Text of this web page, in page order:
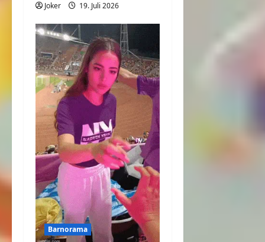
Joker 19. Juli 2026
Barnorama